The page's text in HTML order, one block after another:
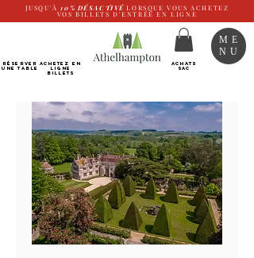
JUSQU'À 10% DÉSACTIVÉ LORSQUE VOUS ACHETEZ
VOS BILLETS D'ENTRÉE EN LIGNE
RÉSERVER
UNE TABLE
Achetez EN
LIGNE
Billets
ACHATS
SAC
ME
NU